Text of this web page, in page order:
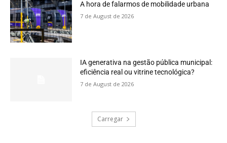
A hora de falarmos de mobilidade urbana
7 de August de 2026
IA generativa na gestão pública municipal:
eficiência real ou vitrine tecnológica?
7 de August de 2026
Carregar